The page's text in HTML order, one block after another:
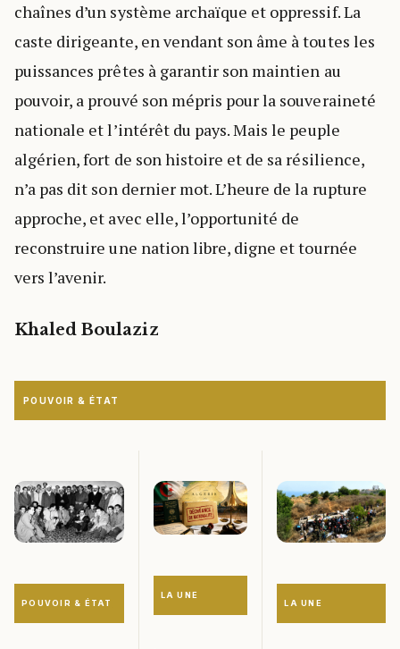
chaînes d’un système archaïque et oppressif. La
caste dirigeante, en vendant son âme à toutes les
puissances prêtes à garantir son maintien au
pouvoir, a prouvé son mépris pour la souveraineté
nationale et l’intérêt du pays. Mais le peuple
algérien, fort de son histoire et de sa résilience,
n’a pas dit son dernier mot. L’heure de la rupture
approche, et avec elle, l’opportunité de
reconstruire une nation libre, digne et tournée
vers l’avenir.
Khaled Boulaziz
POUVOIR & ÉTAT
POUVOIR & ÉTAT
LA UNE
LA UNE